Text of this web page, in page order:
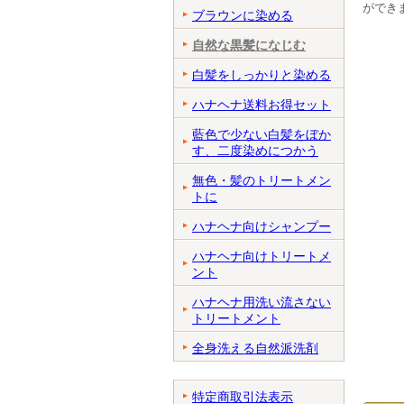
ブラウンに染める
自然な黒髪になじむ
白髪をしっかりと染める
ハナヘナ送料お得セット
藍色で少ない白髪をぼか
す、二度染めにつかう
無色・髪のトリートメン
トに
ハナヘナ向けシャンプー
ハナヘナ向けトリートメ
ント
ハナヘナ用洗い流さない
トリートメント
全身洗える自然派洗剤
特定商取引法表示
ができ